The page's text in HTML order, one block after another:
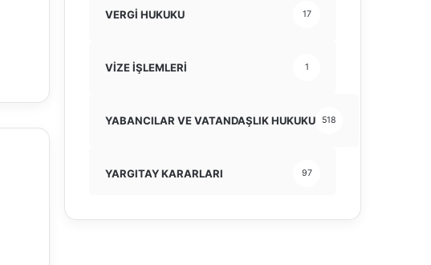
VERGİ HUKUKU 17
VİZE İŞLEMLERİ 1
YABANCILAR VE VATANDAŞLIK HUKUKU 518
YARGITAY KARARLARI 97